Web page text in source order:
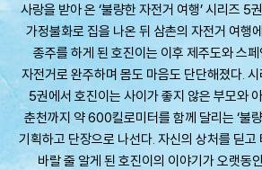
사랑을 받아 온 ‘불량한 자전거 여행’ 시리즈 5
가정불화로 집을 나온 뒤 삼촌의 자전거 여행
종주를 하게 된 호진이는 이후 제주도와 스
자전거로 완주하며 몸도 마음도 단단해졌다.
5권에서 호진이는 사이가 좋지 않은 부모와
춘천까지 약 600킬로미터를 함께 달리는 ‘불
기획하고 단장으로 나선다. 자신의 상처를 딛고
바랄 줄 알게 된 호진이의 이야기가 오랫동